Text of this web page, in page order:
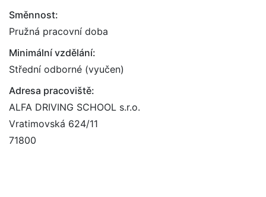
Směnnost:
Pružná pracovní doba
Minimální vzdělání:
Střední odborné (vyučen)
Adresa pracoviště:
ALFA DRIVING SCHOOL s.r.o.
Vratimovská 624/11
71800